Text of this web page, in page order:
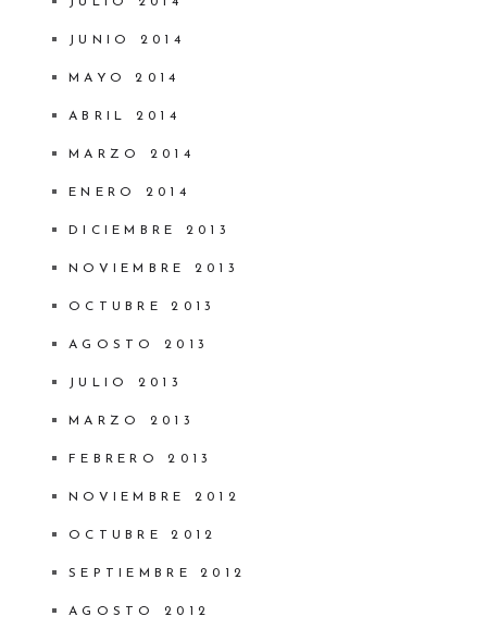
JUNIO 2014
MAYO 2014
ABRIL 2014
MARZO 2014
ENERO 2014
DICIEMBRE 2013
NOVIEMBRE 2013
OCTUBRE 2013
AGOSTO 2013
JULIO 2013
MARZO 2013
FEBRERO 2013
NOVIEMBRE 2012
OCTUBRE 2012
SEPTIEMBRE 2012
AGOSTO 2012